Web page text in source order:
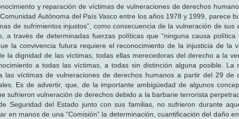
y reparación de víctimas de vulneraciones de derechos
Autónoma del País Vasco entre los años 1978 y 1999, parece
de sufrimientos injustos”, como consecuencia de la vulneración de sus
a través de determinadas fuerzas políticas que “ninguna causa
la convivencia futura requiere el reconocimiento de la injusticia de la
la dignidad de las víctimas, todas ellas merecedoras del derecho a la
a todas las víctimas, a todas sin distinción alguna posible. La
las víctimas de vulneraciones de derechos humanos a partir del 29 de
Es de advertir, que, de la importante ambigüedad de algunos
sufrieron vulneración de derechos debido a la barbarie terrorista
Seguridad del Estado junto con sus familias, no sufrieron durante
en manos de una “Comisión” la determinación, cuantificación del daño